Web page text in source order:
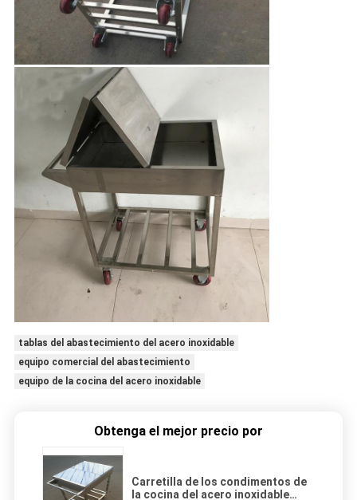
tablas del abastecimiento del acero inoxidable
equipo comercial del abastecimiento
equipo de la cocina del acero inoxidable
Obtenga el mejor precio por
Carretilla de los condimentos de
la cocina del acero inoxidable